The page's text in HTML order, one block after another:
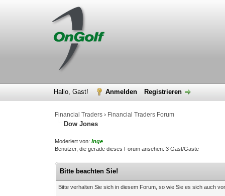
Hallo, Gast! Anmelden Registrieren
Financial Traders › Financial Traders Forum
Dow Jones
Moderiert von:Inge
Benutzer, die gerade dieses Forum ansehen: 3 Gast/Gäste
Bitte beachten Sie!
Bitte verhalten Sie sich in diesem Forum, so wie Sie es sich auch